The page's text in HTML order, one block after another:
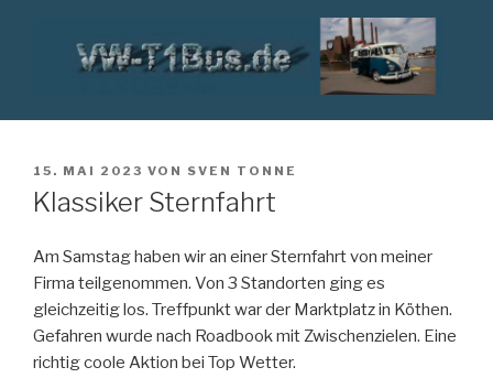
VW T1 BUS
VERÖFFENTLICHT
AM
15. MAI 2023 VON SVEN TONNE
Klassiker Sternfahrt
Am Samstag haben wir an einer Sternfahrt von meiner
Firma teilgenommen. Von 3 Standorten ging es
gleichzeitig los. Treffpunkt war der Marktplatz in Köthen.
Gefahren wurde nach Roadbook mit Zwischenzielen. Eine
richtig coole Aktion bei Top Wetter.